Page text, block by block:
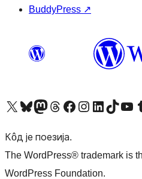
BuddyPress ↗
Visit our X (formerly Twitter) account
Посетите наш Bluesky налог
Visit our Mastodon account
Посетите наш налог на Threads-у Visit our Facebook pageПосетите наш Инстаграм налог
Visit our LinkedIn account
Посетите наш TikTok
Visit our
Кôд је поезија.
The WordPress® trademark is
WordPress Foundation.